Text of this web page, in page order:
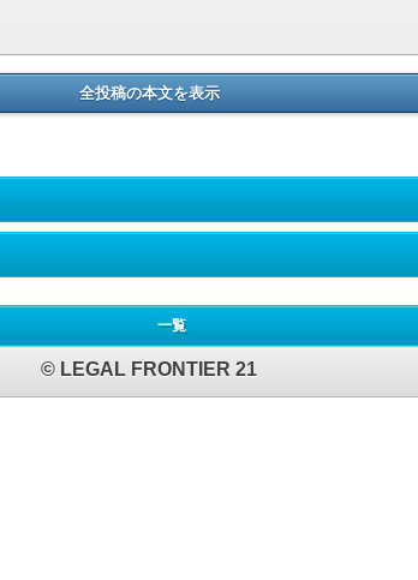
全投稿の本文を表示
一覧
© LEGAL FRONTIER 21